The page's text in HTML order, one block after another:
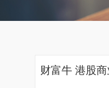
财富牛 港股